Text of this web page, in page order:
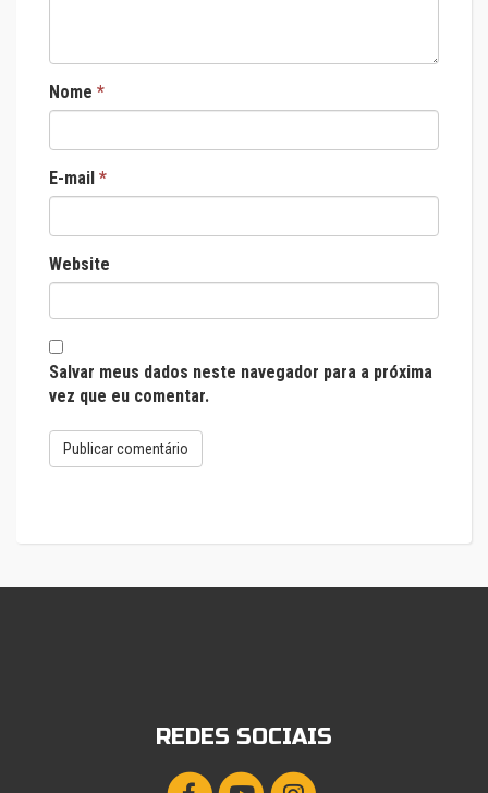
Nome *
E-mail *
Website
Salvar meus dados neste navegador para a próxima
vez que eu comentar.
REDES SOCIAIS